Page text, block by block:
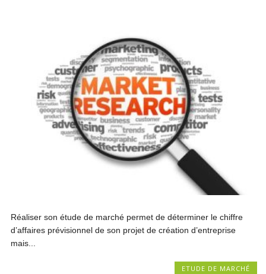
Réaliser son étude de marché permet de déterminer le chiffre
d’affaires prévisionnel de son projet de création d’entreprise
mais...
ETUDE DE MARCHÉ